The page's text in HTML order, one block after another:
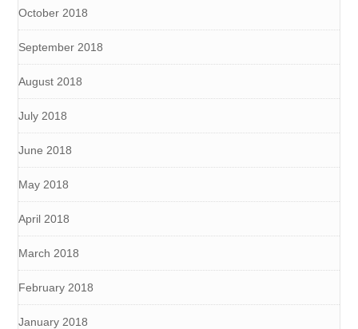
October 2018
September 2018
August 2018
July 2018
June 2018
May 2018
April 2018
March 2018
February 2018
January 2018